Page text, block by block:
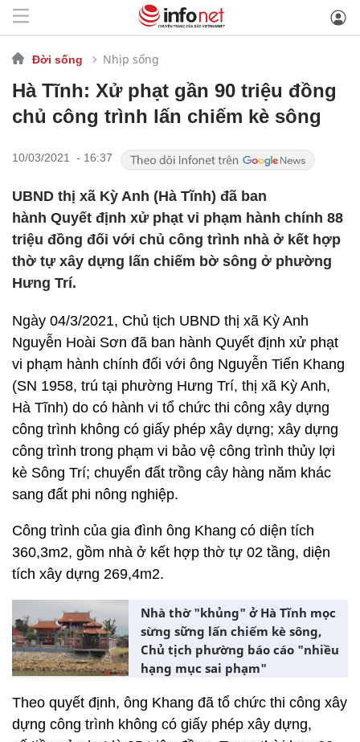
Đời sống Nhịp sống
Hà Tĩnh: Xử phạt gần 90 triệu đồng
chủ công trình lấn chiếm kè sông
10/03/2021 - 16:37
UBND thị xã Kỳ Anh (Hà Tĩnh) đã ban
hành Quyết định xử phạt vi phạm hành chính 88
triệu đồng đối với chủ công trình nhà ở kết hợp
thờ tự xây dựng lấn chiếm bờ sông ở phường
Hưng Trí.
Ngày 04/3/2021, Chủ tịch UBND thị xã Kỳ Anh
Nguyễn Hoài Sơn đã ban hành Quyết định xử phạt
vi phạm hành chính đối với ông Nguyễn Tiến Khang
(SN 1958, trú tại phường Hưng Trí, thị xã Kỳ Anh,
Hà Tĩnh) do có hành vi tổ chức thi công xây dựng
công trình không có giấy phép xây dựng; xây dựng
công trình trong phạm vi bảo vệ công trình thủy lợi
kè Sông Trí; chuyển đất trồng cây hàng năm khác
sang đất phi nông nghiệp.
Công trình của gia đình ông Khang có diện tích
360,3m2, gồm nhà ở kết hợp thờ tự 02 tầng, diện
tích xây dựng 269,4m2.
Nhà thờ "khủng" ở Hà Tĩnh mọc
sừng sững lấn chiếm kè sông,
Chủ tịch phường báo cáo "nhiều
hạng mục sai phạm"
Theo quyết định, ông Khang đã tổ chức thi công xây
dựng công trình không có giấy phép xây dựng,